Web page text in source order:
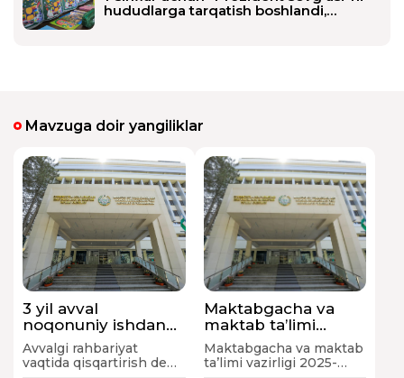
hududlarga tarqatish boshlandi,
Mavzuga doir yangiliklar
3 yil avval
noqonuniy ishdan
bo‘shatilgan
Maktabgacha va
maktab ta’limi
Avvalgi rahbariyat
vaqtida qisqartirish deb
Maktabgacha va
maktab ta’limi
vazirligi tomonidan
2025-yilda qanday
ishlar amalga
Maktabgacha va maktab
ta’limi vazirligi 2025-